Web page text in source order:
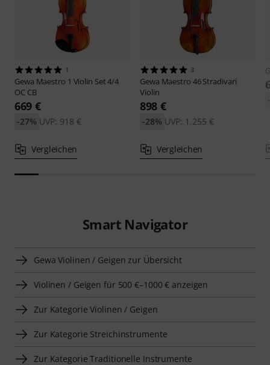
1
Gewa Maestro 1 Violin Set 4/4
OC CB
669 €
UVP: 918 €
-27%
Vergleichen
3
Gewa Maestro 46 Stradivari
Violin
898 €
UVP: 1.255 €
-28%
Vergleichen
Smart Navigator
Gewa Violinen / Geigen zur Übersicht
Violinen / Geigen für 500 €–1000 € anzeigen
Zur Kategorie Violinen / Geigen
Zur Kategorie Streichinstrumente
Zur Kategorie Traditionelle Instrumente